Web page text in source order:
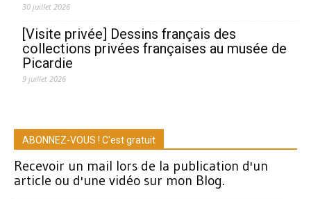
30 juillet 2026
[Visite privée] Dessins français des
collections privées françaises au musée de
Picardie
9 juillet 2026
ABONNEZ-VOUS ! C'est gratuit
Recevoir un mail lors de la publication d'un
article ou d'une vidéo sur mon Blog.